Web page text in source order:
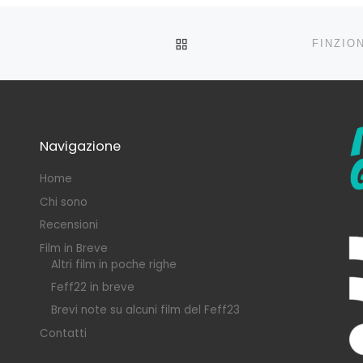
RITORNA ALLA LISTA
Navigazione
Home
Chi sono
Recensioni
Film in Breve
Altri film in poche righe
Feff22 in breve
Brevi note su alcuni film del Feff23
Contatti